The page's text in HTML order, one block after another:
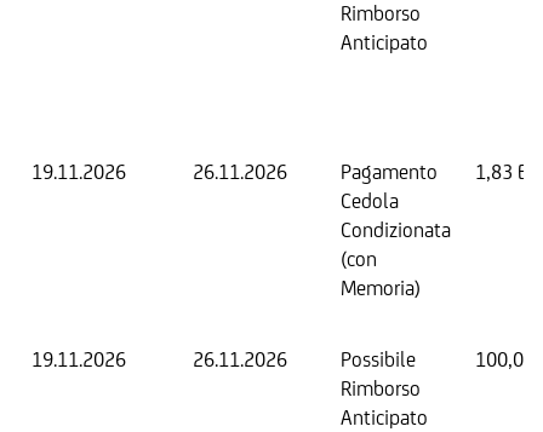
Rimborso
Anticipato
19.11.2026 26.11.2026
Pagamento
Cedola
Condizionata
(con
Memoria)
1,83
19.11.2026 26.11.2026
Possibile
Rimborso
Anticipato
100,00